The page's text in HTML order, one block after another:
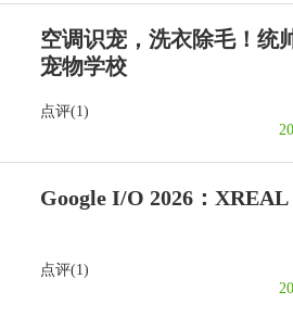
空调识宠，洗衣除毛！统
宠物学校
点评(1)
Google I/O 2026：
点评(1)